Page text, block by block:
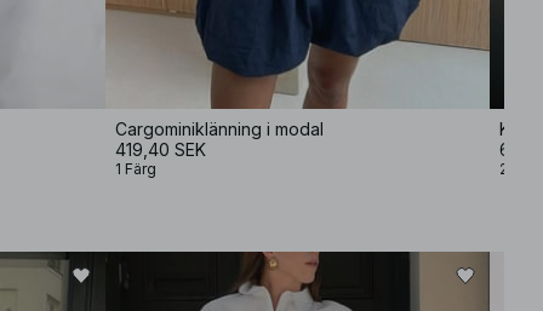
Cargominiklänning i modal
419,40 SEK
1 Färg
699
2